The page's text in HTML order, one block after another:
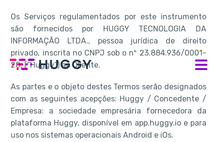
Os Serviços regulamentados por este instrumento
são fornecidos por HUGGY TECNOLOGIA DA
INFORMAÇÃO LTDA., pessoa jurídica de direito
privado, inscrita no CNPJ sob o nº 23.884.936/0001-
28, (“Huggy”) ao Cliente.
As partes e o objeto destes Termos serão designados
com as seguintes acepções: Huggy / Concedente /
Empresa: a sociedade empresária fornecedora da
plataforma Huggy, disponível em app.huggy.io e para
uso nos sistemas operacionais Android e iOs.